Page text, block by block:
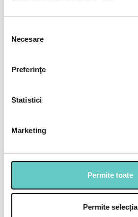
consimțământului
Necesare
Preferinţe
Statistici
Marketing
Permite toate
Permite selecția
Alegeți subcategoria
Selectează